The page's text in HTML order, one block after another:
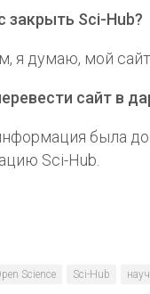
закрыть Sci-Hub?
я думаю, мой
сайт в
была
Sci-Hub.
Science Sci-Hub